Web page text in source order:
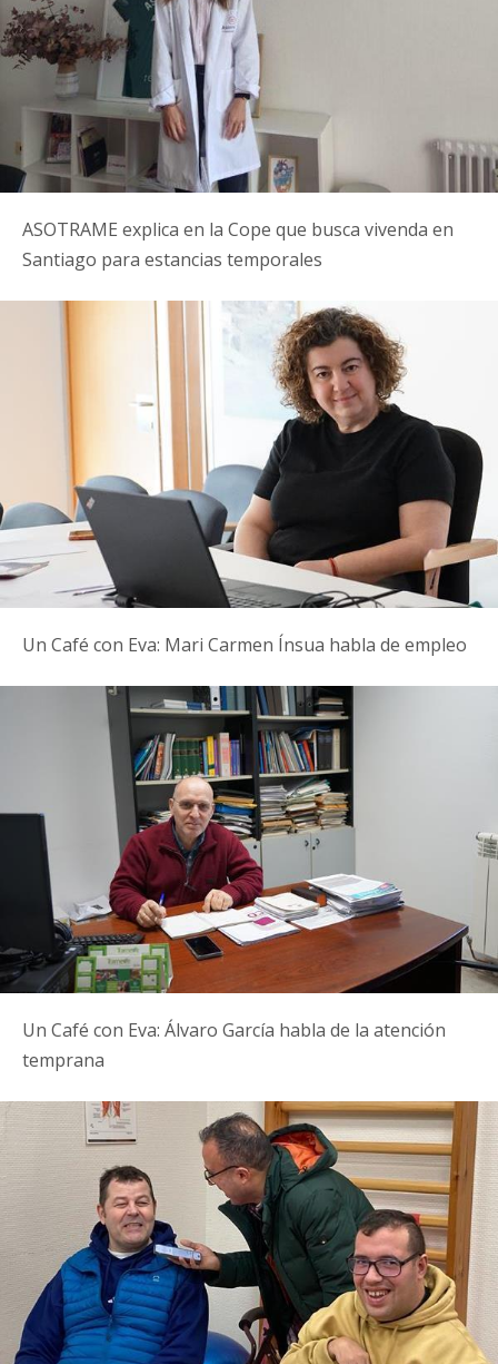
ASOTRAME explica en la Cope que busca vivenda en
Santiago para estancias temporales
Un Café con Eva: Mari Carmen Ínsua habla de empleo
Un Café con Eva: Álvaro García habla de la atención
temprana